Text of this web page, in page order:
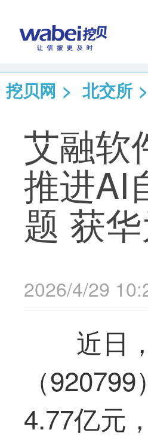
挖贝网 > 北交所 >
艾融软
推进AI
题 获
2026/4/29
近日
（
4.77亿元